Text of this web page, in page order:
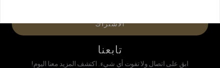
الاشتراك
تابعنا
ابق على اتصال ولا تفوت أي شيء. اكتشف المزيد معنا اليوم!